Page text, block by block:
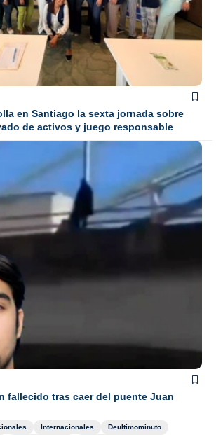
en Santiago la sexta jornada sobre
de activos y juego responsable
fallecido tras caer del puente Juan
Internacionales
Deultimominuto